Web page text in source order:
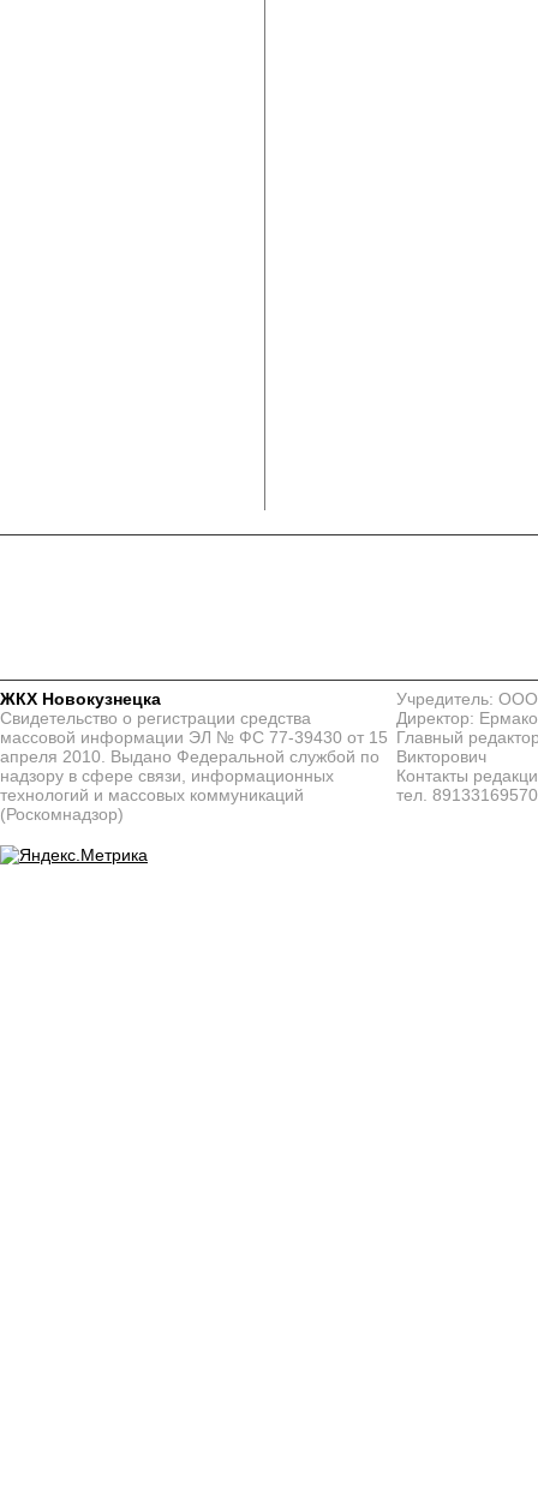
ЖКХ Новокузнецка
Свидетельство о регистрации средства
массовой информации ЭЛ № ФС 77-39430 от 15
апреля 2010. Выдано Федеральной службой по
надзору в сфере связи, информационных
технологий и массовых коммуникаций
(Роскомнадзор)
Учредитель:
Директор:
Главный
Викторович
Контакты
тел. 89133169570